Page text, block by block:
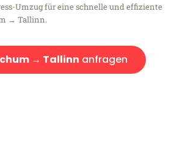
Umzug für eine schnelle und effiziente
→ Tallinn.
→ Tallinn anfragen